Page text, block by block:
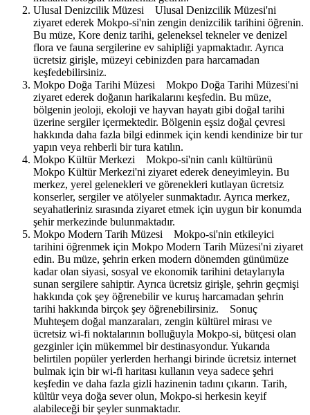
Ulusal Denizcilik Müzesi Ulusal Denizcilik Müzesi'ni
ziyaret ederek Mokpo-si'nin zengin denizcilik tarihini öğrenin.
Bu müze, Kore deniz tarihi, geleneksel tekneler ve denizel
flora ve fauna sergilerine ev sahipliği yapmaktadır. Ayrıca
ücretsiz girişle, müzeyi cebinizden para harcamadan
keşfedebilirsiniz.
Mokpo Doğa Tarihi Müzesi Mokpo Doğa Tarihi Müzesi'ni
ziyaret ederek doğanın harikalarını keşfedin. Bu müze,
bölgenin jeoloji, ekoloji ve hayvan hayatı gibi doğal tarihi
üzerine sergiler içermektedir. Bölgenin eşsiz doğal çevresi
hakkında daha fazla bilgi edinmek için kendi kendinize bir tur
yapın veya rehberli bir tura katılın.
Mokpo Kültür Merkezi Mokpo-si'nin canlı kültürünü
Mokpo Kültür Merkezi'ni ziyaret ederek deneyimleyin. Bu
merkez, yerel gelenekleri ve görenekleri kutlayan ücretsiz
konserler, sergiler ve atölyeler sunmaktadır. Ayrıca merkez,
seyahatleriniz sırasında ziyaret etmek için uygun bir konumda
şehir merkezinde bulunmaktadır.
Mokpo Modern Tarih Müzesi Mokpo-si'nin etkileyici
tarihini öğrenmek için Mokpo Modern Tarih Müzesi'ni ziyaret
edin. Bu müze, şehrin erken modern dönemden günümüze
kadar olan siyasi, sosyal ve ekonomik tarihini detaylarıyla
sunan sergilere sahiptir. Ayrıca ücretsiz girişle, şehrin geçmişi
hakkında çok şey öğrenebilir ve kuruş harcamadan şehrin
tarihi hakkında birçok şey öğrenebilirsiniz. Sonuç
Muhteşem doğal manzaraları, zengin kültürel mirası ve
ücretsiz wi-fi noktalarının bolluğuyla Mokpo-si, bütçesi olan
gezginler için mükemmel bir destinasyondur. Yukarıda
belirtilen popüler yerlerden herhangi birinde ücretsiz internet
bulmak için bir wi-fi haritası kullanın veya sadece şehri
keşfedin ve daha fazla gizli hazinenin tadını çıkarın. Tarih,
kültür veya doğa sever olun, Mokpo-si herkesin keyif
alabileceği bir şeyler sunmaktadır.